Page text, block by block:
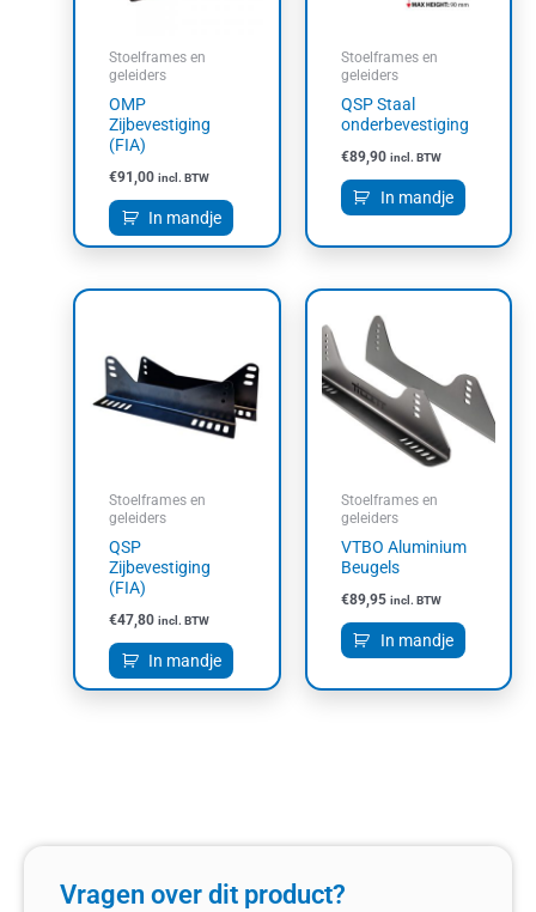
Stoelframes en
geleiders
OMP
Zijbevestiging
(FIA)
€91,00 incl. BTW
In mandje
Stoelframes en
geleiders
QSP Staal
onderbevestiging
€89,90 incl. BTW
In mandje
Stoelframes en
geleiders
QSP
Zijbevestiging
(FIA)
€47,80 incl. BTW
In mandje
Stoelframes en
geleiders
VTBO Aluminium
Beugels
€89,95 incl. BTW
In mandje
Vragen over dit product?